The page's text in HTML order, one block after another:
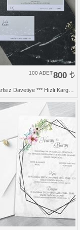
800
100 ADET